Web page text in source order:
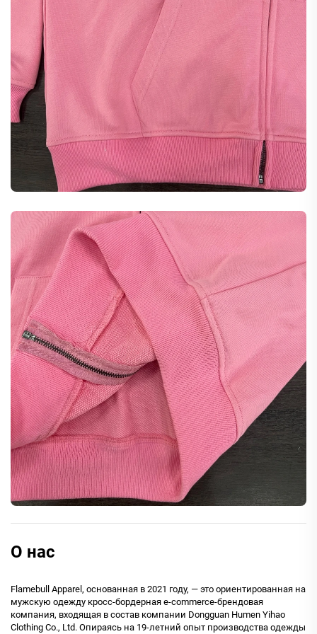
О нас
Flamebull Apparel, основанная в 2021 году, — это ориентированная на
мужскую одежду кросс-бордерная e-commerce-брендовая
компания, входящая в состав компании Dongguan Humen Yihao
Clothing Co., Ltd. Опираясь на 19-летний опыт производства одежды